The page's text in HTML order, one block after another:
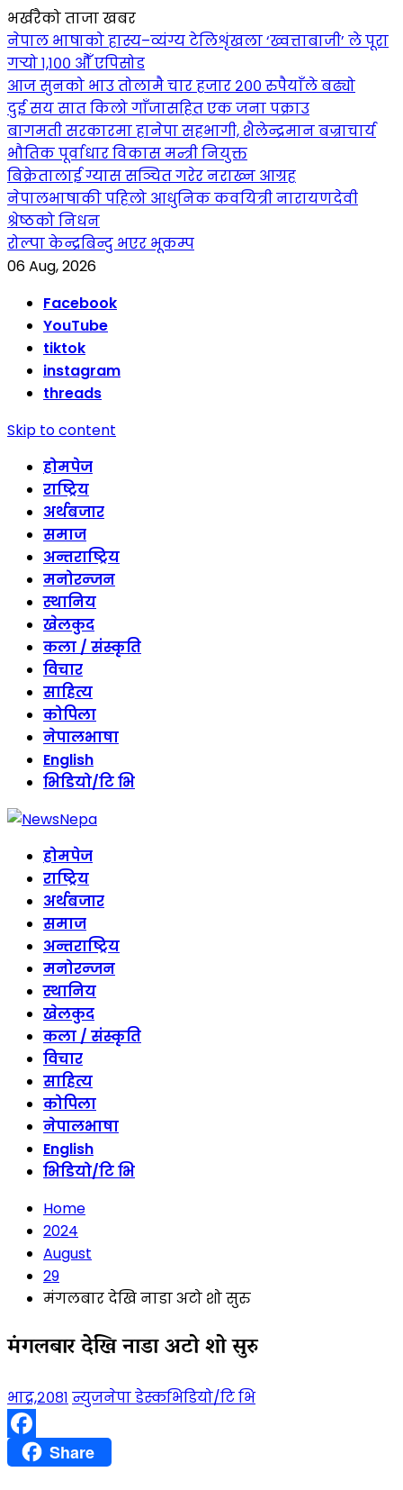
भर्खरैको ताजा खबर
नेपाल भाषाको हास्य–व्यंग्य टेलिशृंखला ‘ख्वत्ताबाजी’ ले पूरा
गर्‍यो १,१०० औँ एपिसोड
आज सुनको भाउ तोलामै चार हजार २०० रुपैयाँले बढ्यो
दुई सय सात किलो गाँजासहित एक जना पक्राउ
बागमती सरकारमा हानेपा सहभागी, शैलेन्द्रमान बज्राचार्य
भौतिक पूर्वाधार विकास मन्त्री नियुक्त
बिक्रेतालाई ग्यास सञ्चित गरेर नराख्न आग्रह
नेपालभाषाकी पहिलो आधुनिक कवयित्री नारायणदेवी
श्रेष्ठको निधन
रोल्पा केन्द्रबिन्दु भएर भूकम्प
06 Aug, 2026
Facebook
YouTube
tiktok
instagram
threads
Skip to content
होमपेज
राष्ट्रिय
अर्थबजार
समाज
अन्तराष्ट्रिय
मनोरन्जन
स्थानिय
खेलकुद
कला / संस्कृति
विचार
साहित्य
कोपिला
नेपालभाषा
English
भिडियो/टि भि
होमपेज
राष्ट्रिय
अर्थबजार
समाज
अन्तराष्ट्रिय
मनोरन्जन
स्थानिय
खेलकुद
कला / संस्कृति
विचार
साहित्य
कोपिला
नेपालभाषा
English
भिडियो/टि भि
Home
2024
August
29
मंगलबार देखि नाडा अटो शो सुरु
मंगलबार देखि नाडा अटो शो सुरु
भाद्र,२०८१ न्युजनेपा डेस्कभिडियो/टि भि
FacebookShare